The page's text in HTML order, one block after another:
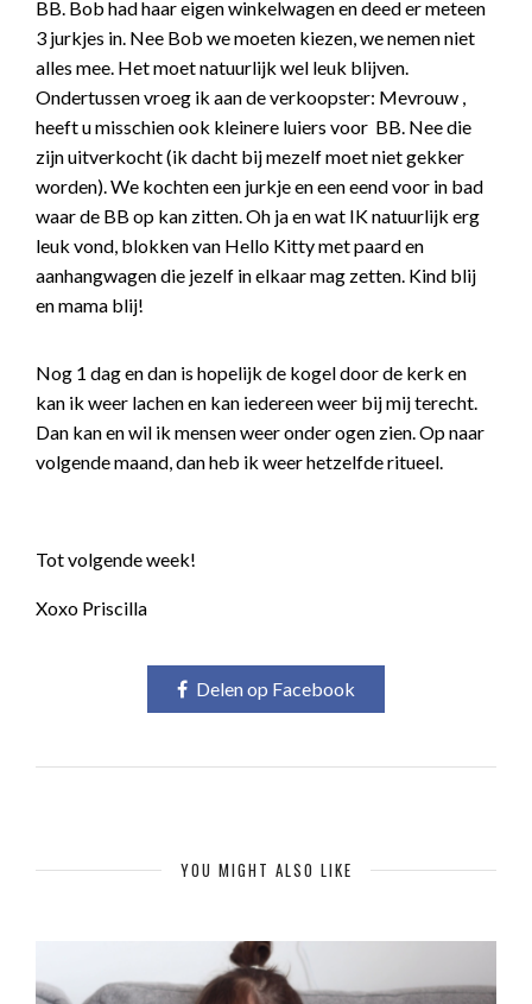
BB. Bob had haar eigen winkelwagen en deed er meteen
3 jurkjes in. Nee Bob we moeten kiezen, we nemen niet
alles mee. Het moet natuurlijk wel leuk blijven.
Ondertussen vroeg ik aan de verkoopster: Mevrouw ,
heeft u misschien ook kleinere luiers voor BB. Nee die
zijn uitverkocht (ik dacht bij mezelf moet niet gekker
worden). We kochten een jurkje en een eend voor in bad
waar de BB op kan zitten. Oh ja en wat IK natuurlijk erg
leuk vond, blokken van Hello Kitty met paard en
aanhangwagen die jezelf in elkaar mag zetten. Kind blij
en mama blij!
Nog 1 dag en dan is hopelijk de kogel door de kerk en
kan ik weer lachen en kan iedereen weer bij mij terecht.
Dan kan en wil ik mensen weer onder ogen zien. Op naar
volgende maand, dan heb ik weer hetzelfde ritueel.
Tot volgende week!
Xoxo Priscilla
Delen op Facebook
YOU MIGHT ALSO LIKE